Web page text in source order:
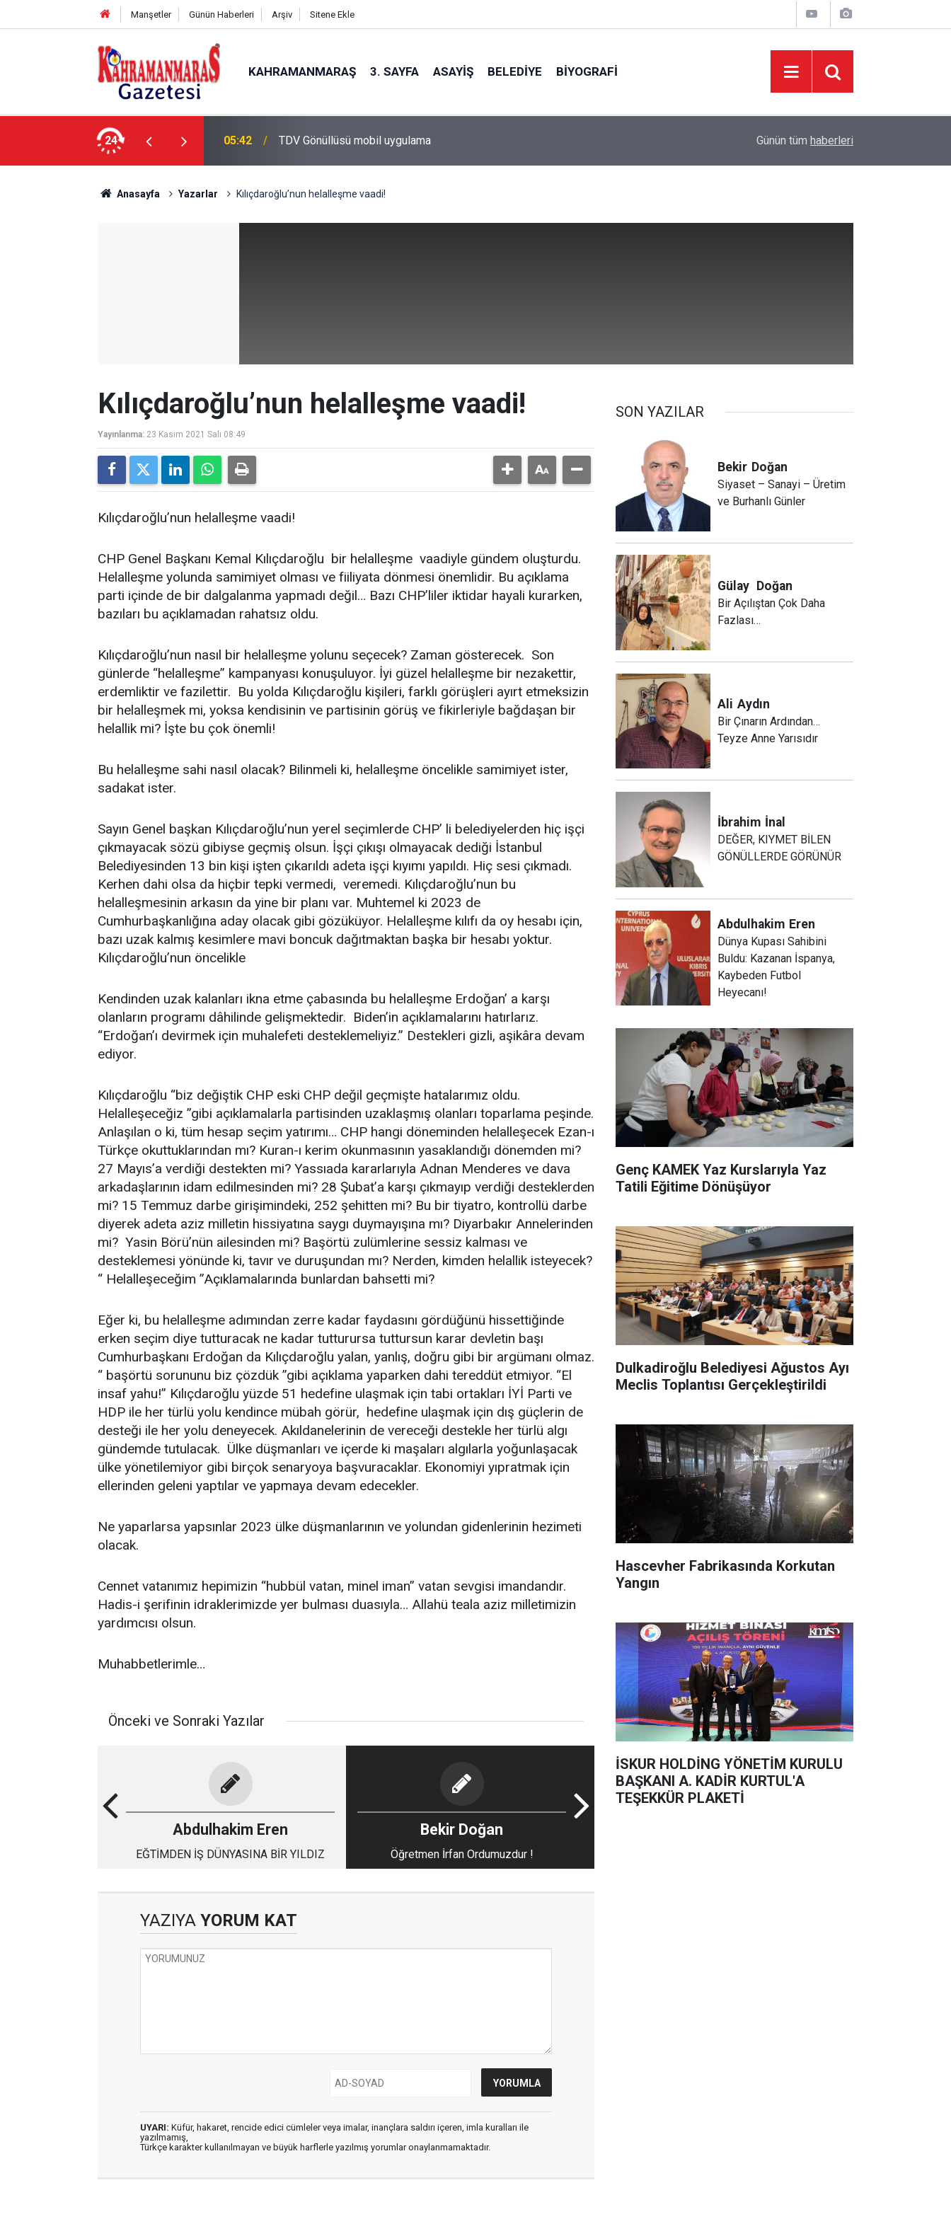
Manşetler Günün Haberleri Arşiv Sitene Ekle
KAHRAMANMARAŞ 3. SAYFA ASAYIŞ BELEDIYE BIYOGRAFI
24
Tamamlanıyor” 05:42 TDV Gönüllüsü mobil uygulama Başkan Toptaş, mahallelerin yaşam kalitesini
Günün tüm haberleri
Anasayfa Yazarlar Kılıçdaroğlu’nun helalleşme vaadi!
Kılıçdaroğlu’nun helalleşme vaadi!
Yayınlanma: 23 Kasım 2021 Salı 08:49
Kılıçdaroğlu’nun helalleşme vaadi!
CHP Genel Başkanı Kemal Kılıçdaroğlu bir helalleşme vaadiyle gündem oluşturdu.
Helalleşme yolunda samimiyet olması ve fiiliyata dönmesi önemlidir. Bu açıklama
parti içinde de bir dalgalanma yapmadı değil… Bazı CHP’liler iktidar hayali kurarken,
bazıları bu açıklamadan rahatsız oldu.
Kılıçdaroğlu’nun nasıl bir helalleşme yolunu seçecek? Zaman gösterecek. Son
günlerde “helalleşme” kampanyası konuşuluyor. İyi güzel helalleşme bir nezakettir,
erdemliktir ve fazilettir. Bu yolda Kılıçdaroğlu kişileri, farklı görüşleri ayırt etmeksizin
bir helalleşmek mi, yoksa kendisinin ve partisinin görüş ve fikirleriyle bağdaşan bir
helallik mi? İşte bu çok önemli!
Bu helalleşme sahi nasıl olacak? Bilinmeli ki, helalleşme öncelikle samimiyet ister,
sadakat ister.
Sayın Genel başkan Kılıçdaroğlu’nun yerel seçimlerde CHP’ li belediyelerden hiç işçi
çıkmayacak sözü gibiyse geçmiş olsun. İşçi çıkışı olmayacak dediği İstanbul
Belediyesinden 13 bin kişi işten çıkarıldı adeta işçi kıyımı yapıldı. Hiç sesi çıkmadı.
Kerhen dahi olsa da hiçbir tepki vermedi, veremedi. Kılıçdaroğlu’nun bu
helalleşmesinin arkasın da yine bir planı var. Muhtemel ki 2023 de
Cumhurbaşkanlığına aday olacak gibi gözüküyor. Helalleşme kılıfı da oy hesabı için,
bazı uzak kalmış kesimlere mavi boncuk dağıtmaktan başka bir hesabı yoktur.
Kılıçdaroğlu’nun öncelikle
Kendinden uzak kalanları ikna etme çabasında bu helalleşme Erdoğan’ a karşı
olanların programı dâhilinde gelişmektedir. Biden’in açıklamalarını hatırlarız.
“Erdoğan’ı devirmek için muhalefeti desteklemeliyiz.” Destekleri gizli, aşikâra devam
ediyor.
Kılıçdaroğlu “biz değiştik CHP eski CHP değil geçmişte hatalarımız oldu.
Helalleşeceğiz ”gibi açıklamalarla partisinden uzaklaşmış olanları toparlama peşinde.
Anlaşılan o ki, tüm hesap seçim yatırımı… CHP hangi döneminden helalleşecek Ezan-ı
Türkçe okuttuklarından mı? Kuran-ı kerim okunmasının yasaklandığı dönemden mi?
27 Mayıs’a verdiği destekten mi? Yassıada kararlarıyla Adnan Menderes ve dava
arkadaşlarının idam edilmesinden mi? 28 Şubat’a karşı çıkmayıp verdiği desteklerden
mi? 15 Temmuz darbe girişimindeki, 252 şehitten mi? Bu bir tiyatro, kontrollü darbe
diyerek adeta aziz milletin hissiyatına saygı duymayışına mı? Diyarbakır Annelerinden
mi? Yasin Börü’nün ailesinden mi? Başörtü zulümlerine sessiz kalması ve
desteklemesi yönünde ki, tavır ve duruşundan mı? Nerden, kimden helallik isteyecek?
“ Helalleşeceğim ”Açıklamalarında bunlardan bahsetti mi?
Eğer ki, bu helalleşme adımından zerre kadar faydasını gördüğünü hissettiğinde
erken seçim diye tutturacak ne kadar tutturursa tuttursun karar devletin başı
Cumhurbaşkanı Erdoğan da Kılıçdaroğlu yalan, yanlış, doğru gibi bir argümanı olmaz.
“ başörtü sorununu biz çözdük ”gibi açıklama yaparken dahi tereddüt etmiyor. “El
insaf yahu!” Kılıçdaroğlu yüzde 51 hedefine ulaşmak için tabi ortakları İYİ Parti ve
HDP ile her türlü yolu kendince mübah görür, hedefine ulaşmak için dış güçlerin de
desteği ile her yolu deneyecek. Akıldanelerinin de vereceği destekle her türlü algı
gündemde tutulacak. Ülke düşmanları ve içerde ki maşaları algılarla yoğunlaşacak
ülke yönetilemiyor gibi birçok senaryoya başvuracaklar. Ekonomiyi yıpratmak için
ellerinden geleni yaptılar ve yapmaya devam edecekler.
Ne yaparlarsa yapsınlar 2023 ülke düşmanlarının ve yolundan gidenlerinin hezimeti
olacak.
Cennet vatanımız hepimizin “hubbül vatan, minel iman” vatan sevgisi imandandır.
Hadis-i şerifinin idraklerimizde yer bulması duasıyla… Allahü teala aziz milletimizin
yardımcısı olsun.
Muhabbetlerimle…
Önceki ve Sonraki Yazılar
Abdulhakim Eren
EĞTİMDEN İŞ DÜNYASINA BİR YILDIZ
Bekir Doğan
Öğretmen İrfan Ordumuzdur !
YAZIYA YORUM KAT
UYARI: Küfür, hakaret, rencide edici cümleler veya imalar, inançlara saldırı içeren, imla kuralları ile
yazılmamış,
Türkçe karakter kullanılmayan ve büyük harflerle yazılmış yorumlar onaylanmamaktadır.
SON YAZILAR
Bekir Doğan
Siyaset – Sanayi – Üretim
ve Burhanlı Günler
Gülay Doğan
Bir Açılıştan Çok Daha
Fazlası…
Ali Aydın
Bir Çınarın Ardından…
Teyze Anne Yarısıdır
İbrahim İnal
DEĞER, KIYMET BİLEN
GÖNÜLLERDE GÖRÜNÜR
Abdulhakim Eren
Dünya Kupası Sahibini
Buldu: Kazanan İspanya,
Kaybeden Futbol
Heyecanı!
Genç KAMEK Yaz Kurslarıyla Yaz
Tatili Eğitime Dönüşüyor
Dulkadiroğlu Belediyesi Ağustos Ayı
Meclis Toplantısı Gerçekleştirildi
Hascevher Fabrikasında Korkutan
Yangın
İSKUR HOLDİNG YÖNETİM KURULU
BAŞKANI A. KADİR KURTUL'A
TEŞEKKÜR PLAKETİ